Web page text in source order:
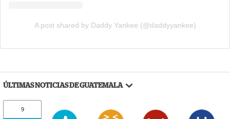
A post shared by Daddy Yankee (@daddyyankee)
ÚLTIMAS NOTICIAS DE GUATEMALA
9